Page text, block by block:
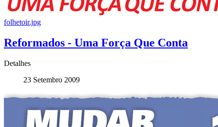
folhetoir.jpg
Reformados - Uma Força Que Conta
Detalhes
23 Setembro 2009